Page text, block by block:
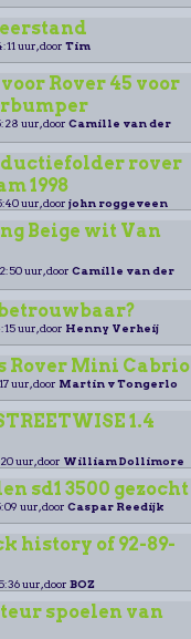
uur, door Tim
Rover 45 voor
uur, door Camille van der
rover
1998
uur, door john roggeveen
Beige wit Van
uur, door Camille van der
uur, door Henny Verheij
Rover Mini Cabrio
uur, door Martin v Tongerlo
1.4
uur, door William Dollimore
sd1 3500 gezocht
uur, door Caspar Reedijk
history of 92-89-
uur, door BOZ
spoelen van